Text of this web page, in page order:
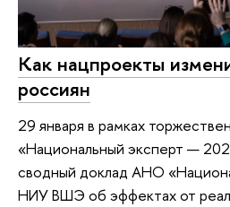
Как нацпроекты
россиян
29 января в рамках
«Национальный эксперт —
сводный доклад АНО
НИУ ВШЭ об эффектах от